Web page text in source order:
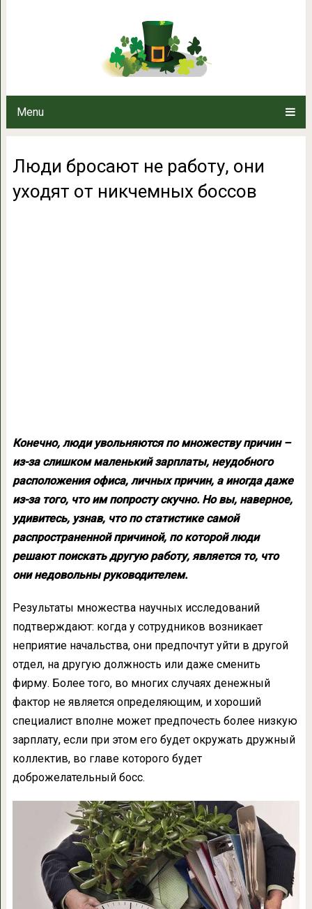
Menu
Люди бросают не работу, они
Люди бросают не работу, они
уходят от никчемных боссов
Конечно, люди увольняются по множеству причин –
из-за слишком маленький зарплаты, неудобного
расположения офиса, личных причин, а иногда даже
из-за того, что им попросту скучно. Но вы, наверное,
удивитесь, узнав, что по статистике самой
распространенной причиной, по которой люди
решают поискать другую работу, является то, что
они недовольны руководителем.
Результаты множества научных исследований
подтверждают: когда у сотрудников возникает
неприятие начальства, они предпочтут уйти в другой
отдел, на другую должность или даже сменить
фирму. Более того, во многих случаях денежный
фактор не является определяющим, и хороший
специалист вполне может предпочесть более низкую
зарплату, если при этом его будет окружать дружный
коллектив, во главе которого будет
доброжелательный босс.